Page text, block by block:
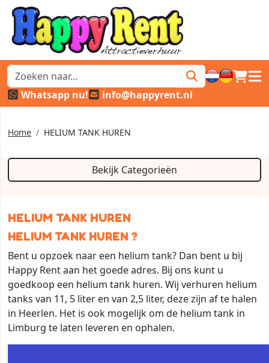
Whatsapp nu!
info@happyrent.nl
Home HELIUM TANK HUREN
Bekijk Categorieën
HELIUM TANK HUREN
HELIUM TANK HUREN ?
Bent u opzoek naar een helium tank? Dan bent u bij
Happy Rent aan het goede adres. Bij ons kunt u
goedkoop een helium tank huren. Wij verhuren helium
tanks van 11, 5 liter en van 2,5 liter, deze zijn af te halen
in Heerlen. Het is ook mogelijk om de helium tank in
Limburg te laten leveren en ophalen.